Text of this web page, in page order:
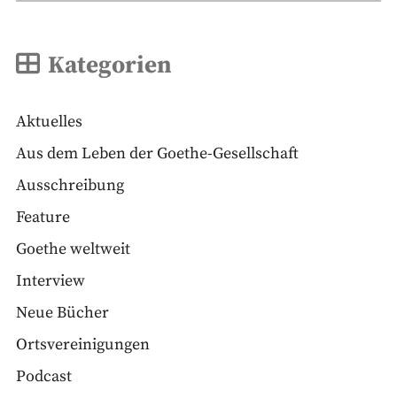
Kategorien
Aktuelles
Aus dem Leben der Goethe-Gesellschaft
Ausschreibung
Feature
Goethe weltweit
Interview
Neue Bücher
Ortsvereinigungen
Podcast